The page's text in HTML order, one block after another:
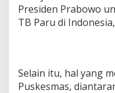
Presiden Prabowo
TB Paru di
Selain itu, hal yang
Puskesmas,